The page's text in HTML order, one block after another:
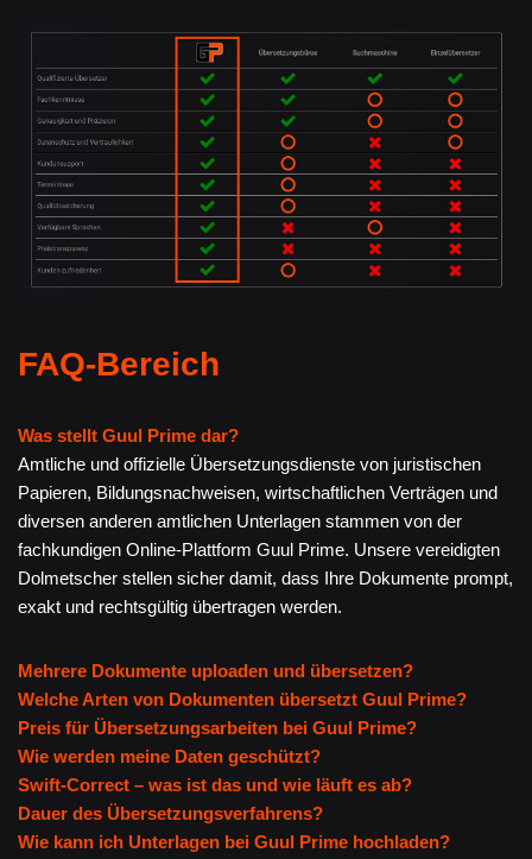
FAQ-Bereich
Was stellt Guul Prime dar?
Amtliche und offizielle Übersetzungsdienste von juristischen
Papieren, Bildungsnachweisen, wirtschaftlichen Verträgen und
diversen anderen amtlichen Unterlagen stammen von der
fachkundigen Online-Plattform Guul Prime. Unsere vereidigten
Dolmetscher stellen sicher damit, dass Ihre Dokumente prompt,
exakt und rechtsgültig übertragen werden.
Mehrere Dokumente uploaden und übersetzen?
Welche Arten von Dokumenten übersetzt Guul Prime?
Preis für Übersetzungsarbeiten bei Guul Prime?
Wie werden meine Daten geschützt?
Swift-Correct – was ist das und wie läuft es ab?
Dauer des Übersetzungsverfahrens?
Wie kann ich Unterlagen bei Guul Prime hochladen?